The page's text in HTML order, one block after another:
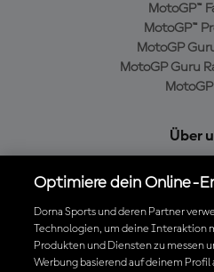
MotoGP™
MotoGP™
MotoGP
MotoGP Guru
Über
Cookie-
Optimiere dein Online-
Dorna Sports und deren Partner
Technologien, um deine Interaktion
Produkten und Diensten zu messen
Werbung basierend auf deinem Profil